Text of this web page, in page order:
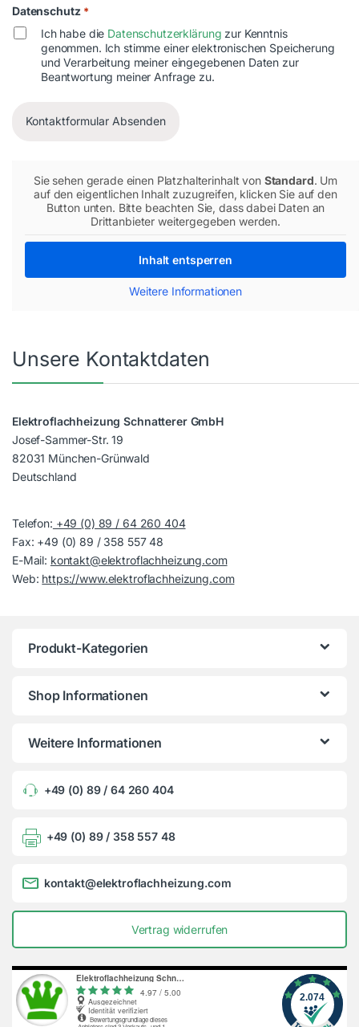
Datenschutz *
Ich habe die Datenschutzerklärung zur Kenntnis
genommen. Ich stimme einer elektronischen Speicherung
und Verarbeitung meiner eingegebenen Daten zur
Beantwortung meiner Anfrage zu.
Sie sehen gerade einen Platzhalterinhalt von Standard. Um
auf den eigentlichen Inhalt zuzugreifen, klicken Sie auf den
Button unten. Bitte beachten Sie, dass dabei Daten an
Drittanbieter weitergegeben werden.
Inhalt entsperren
Weitere Informationen
Unsere Kontaktdaten
Elektroflachheizung Schnatterer GmbH
Josef-Sammer-Str. 19
82031 München-Grünwald
Deutschland
Telefon: +49 (0) 89 / 64 260 404
Fax: +49 (0) 89 / 358 557 48
E-Mail: kontakt@elektroflachheizung.com
Web: https://www.elektroflachheizung.com
Produkt-Kategorien
Shop Informationen
Weitere Informationen
+49 (0) 89 / 64 260 404
+49 (0) 89 / 358 557 48
kontakt@elektroflachheizung.com
Vertrag widerrufen